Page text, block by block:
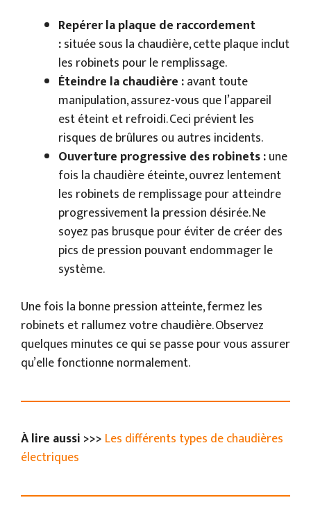
Repérer la plaque de raccordement
:située sous la chaudière, cette plaque inclut
les robinets pour le remplissage.
Éteindre la chaudière :avant toute
manipulation, assurez-vous que l’appareil
est éteint et refroidi. Ceci prévient les
risques de brûlures ou autres incidents.
Ouverture progressive des robinets :une
fois la chaudière éteinte, ouvrez lentement
les robinets de remplissage pour atteindre
progressivement la pression désirée. Ne
soyez pas brusque pour éviter de créer des
pics de pression pouvant endommager le
système.
Une fois la bonne pression atteinte, fermez les
robinets et rallumez votre chaudière. Observez
quelques minutes ce qui se passe pour vous assurer
qu’elle fonctionne normalement.
À lire aussi >>> Les différents types de chaudières
électriques